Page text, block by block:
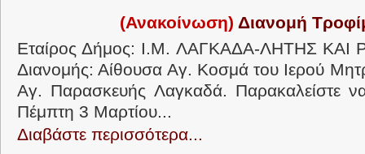
(Ανακοίνωση) Διανομή
Εταίρος Δήμος: Ι.Μ. ΛΑΓΚΑΔΑ-ΛΗΤΗΣ ΚΑΙ
Διανομής: Αίθουσα Αγ. Κοσμά του Ιερού
Αγ. Παρασκευής Λαγκαδά. Παρακαλείστε
Πέμπτη 3 Μαρτίου...
Διαβάστε περισσότερα...